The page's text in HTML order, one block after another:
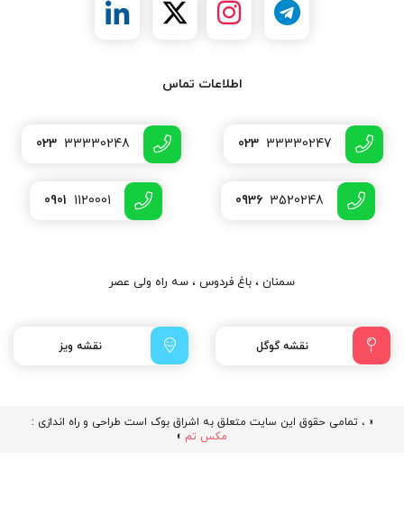
اطلاعات تماس
023 33330247
023 33330248
0936 3520248
0901 1120001
سمنان ، باغ فردوس ، سه راه ولی عصر
نقشه گوگل نقشه ویز
« ، تمامی حقوق این سایت متعلق به اشراق بوک است طراحی و راه اندازی :
مکس تم »